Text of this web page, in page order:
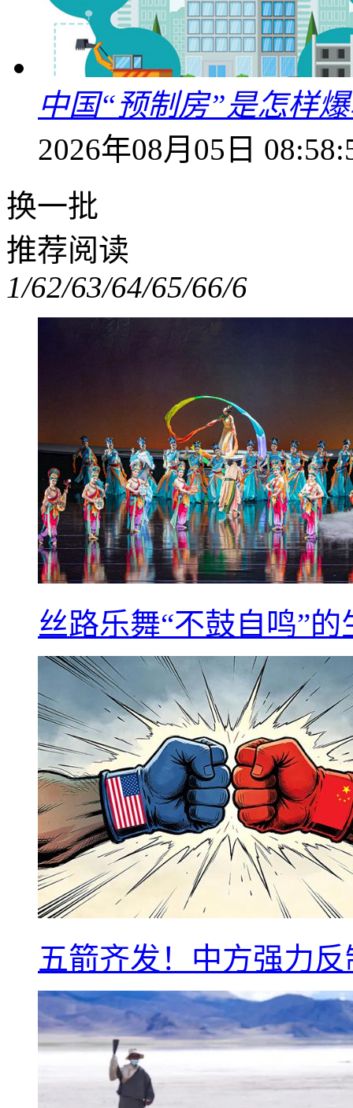
中国“预制房”是怎样
2026年08月05日
换一批
推荐阅读
1/62/63/64/65/66/6
丝路乐舞“不鼓自鸣”
五箭齐发！中方强力